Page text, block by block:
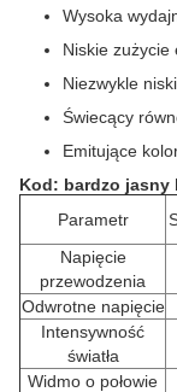
Wysoka
Niskie zużycie
Niezwykle
Świecący
Emitujące
Kod: bardzo jasny
Parametr
Napięcie
przewodzenia
Odwrotne napięcie
Intensywność
światła
Widmo o połowie